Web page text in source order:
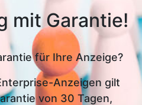
mit Garantie!
für Ihre Anzeige?
Anzeigen gilt
von 30 Tagen,